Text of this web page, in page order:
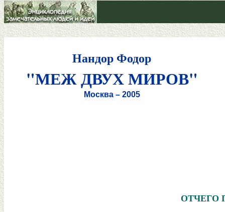
Нандор Фодор
"МЕЖ ДВУХ МИРОВ"
Москва – 2005
ОТЧЕГО